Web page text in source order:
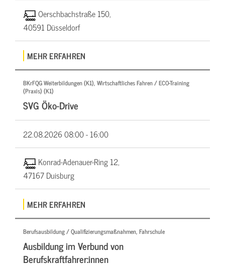
Oerschbachstraße 150,
40591 Düsseldorf
MEHR ERFAHREN
BKrFQG Weiterbildungen (K1), Wirtschaftliches Fahren / ECO-Training
(Praxis) (K1)
SVG Öko-Drive
22.08.202608:00 - 16:00
Konrad-Adenauer-Ring 12,
47167 Duisburg
MEHR ERFAHREN
Berufsausbildung / Qualifizierungsmaßnahmen, Fahrschule
Ausbildung im Verbund von
Berufskraftfahrer:innen